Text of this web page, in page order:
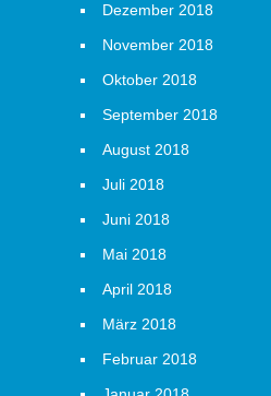
Dezember 2018
November 2018
Oktober 2018
September 2018
August 2018
Juli 2018
Juni 2018
Mai 2018
April 2018
März 2018
Februar 2018